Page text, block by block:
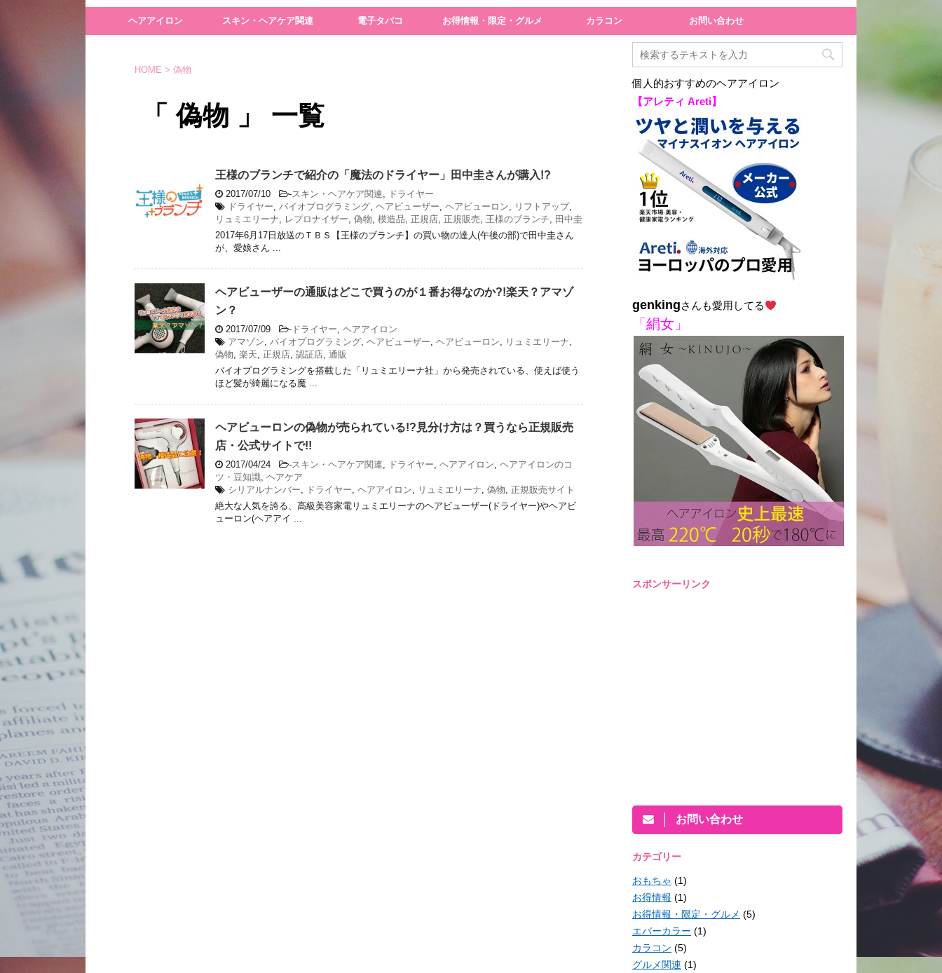
ヘアアイロン スキン・ヘアケア関連 電子タバコ お得情報・限定・グルメ カラコン お問い合わせ
HOME > 偽物
「 偽物 」 一覧
王様のブランチで紹介の「魔法のドライヤー」田中圭さんが購入!?
2017/07/10 -スキン・ヘアケア関連, ドライヤー
ドライヤー, バイオプログラミング, ヘアビューザー, ヘアビューロン, リフトアップ,
リュミエリーナ, レプロナイザー, 偽物, 模造品, 正規店, 正規販売, 王様のブランチ, 田中圭
2017年6月17日放送のＴＢＳ【王様のブランチ】の買い物の達人(午後の部)で田中圭さん
が、愛娘さん ...
ヘアビューザーの通販はどこで買うのが１番お得なのか?!楽天？アマゾ
ン？
2017/07/09 - ドライヤー, ヘアアイロン
アマゾン, バイオプログラミング, ヘアビューザー, ヘアビューロン, リュミエリーナ,
偽物, 楽天, 正規店, 認証店, 通販
バイオプログラミングを搭載した「リュミエリーナ社」から発売されている、使えば使う
ほど髪が綺麗になる魔 ...
ヘアビューロンの偽物が売られている!?見分け方は？買うなら正規販売
店・公式サイトで!!
2017/04/24 -スキン・ヘアケア関連, ドライヤー, ヘアアイロン, ヘアアイロンのコ
ツ・豆知識, ヘアケア
シリアルナンバー, ドライヤー, ヘアアイロン, リュミエリーナ, 偽物, 正規販売サイト
絶大な人気を誇る、高級美容家電リュミエリーナのヘアビューザー(ドライヤー)やヘアビ
ューロン(ヘアアイ ...
個人的おすすめのヘアアイロン
【アレティ Areti】
genkingさんも愛用してる
「絹女」
スポンサーリンク
お問い合わせ
カテゴリー
おもちゃ (1)
お得情報 (1)
お得情報・限定・グルメ (5)
エバーカラー (1)
カラコン (5)
グルメ関連 (1)